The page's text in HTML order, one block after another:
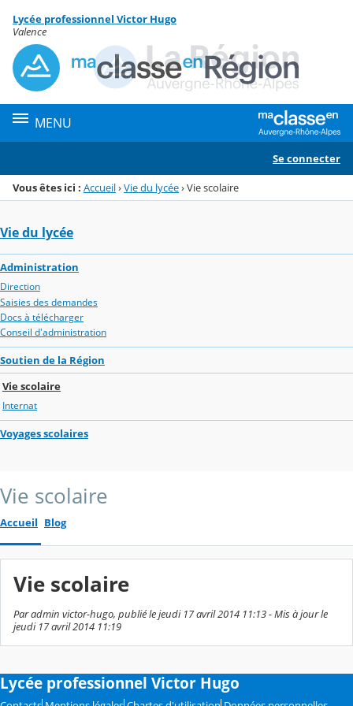
Menu de la rubrique
Contenu
Lycée professionnel Victor Hugo
Valence
MENU
Se connecter
Vous êtes ici : Accueil›Vie du lycée›Vie scolaire
Vie du lycée
Administration
Direction
Saisies des demandes
Docs à télécharger
Conseil d'administration
Soutien de la Région
Vie scolaire
Internat
Voyages scolaires
Vie scolaire
Accueil Blog
Vie scolaire
Par admin victor-hugo, publié le jeudi 17 avril 2014 11:13 - Mis à jour le
jeudi 17 avril 2014 11:19
Lycée professionnel Victor Hugo